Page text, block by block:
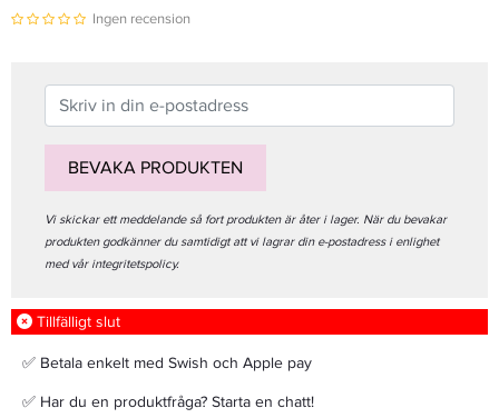
Ingen recension
BEVAKA PRODUKTEN
Vi skickar ett meddelande så fort produkten är åter i lager. När du bevakar
produkten godkänner du samtidigt att vi lagrar din e-postadress i enlighet
med vår integritetspolicy.
Tillfälligt slut
✅ Betala enkelt med Swish och Apple pay
✅ Har du en produktfråga? Starta en chatt!